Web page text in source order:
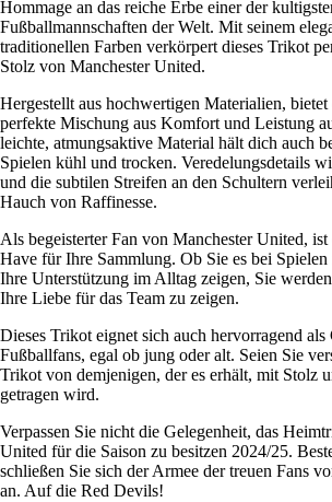
Hommage an das reiche Erbe einer der
Fußballmannschaften der Welt. Mit seinem
traditionellen Farben verkörpert dieses Trikot
Stolz von Manchester United.
Hergestellt aus hochwertigen Materialien,
perfekte Mischung aus Komfort und Leistung
leichte, atmungsaktive Material hält dich auch
Spielen kühl und trocken. Veredelungsdetails
und die subtilen Streifen an den Schultern
Hauch von Raffinesse.
Als begeisterter Fan von Manchester United,
Have für Ihre Sammlung. Ob Sie es bei
Ihre Unterstützung im Alltag zeigen, Sie
Ihre Liebe für das Team zu zeigen.
Dieses Trikot eignet sich auch hervorragend als
Fußballfans, egal ob jung oder alt. Seien Sie
Trikot von demjenigen, der es erhält, mit Stolz
getragen wird.
Verpassen Sie nicht die Gelegenheit, das
United für die Saison zu besitzen 2024/25.
schließen Sie sich der Armee der treuen Fans
an. Auf die Red Devils!